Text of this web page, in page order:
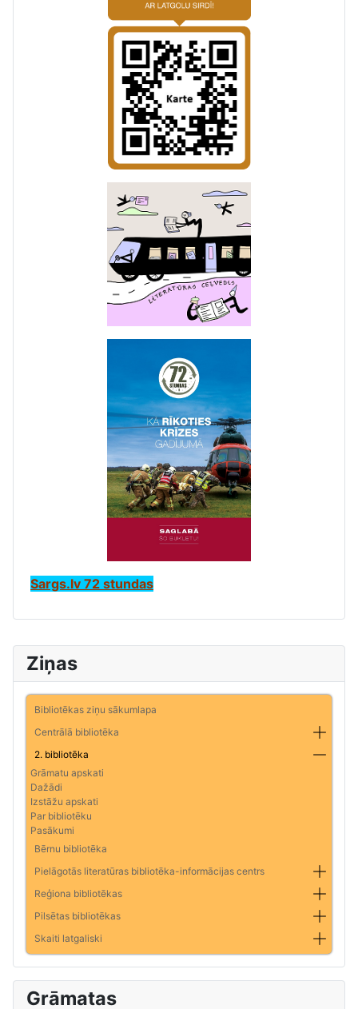
Ziņas
Bibliotēkas ziņu sākumlapa
Centrālā bibliotēka
2. bibliotēka
Grāmatu apskati
Dažādi
Izstāžu apskati
Par bibliotēku
Pasākumi
Bērnu bibliotēka
Pielāgotās literatūras bibliotēka-informācijas centrs
Reģiona bibliotēkas
Pilsētas bibliotēkas
Skaiti latgaliski
Grāmatas
Sargs.lv 72 stundas